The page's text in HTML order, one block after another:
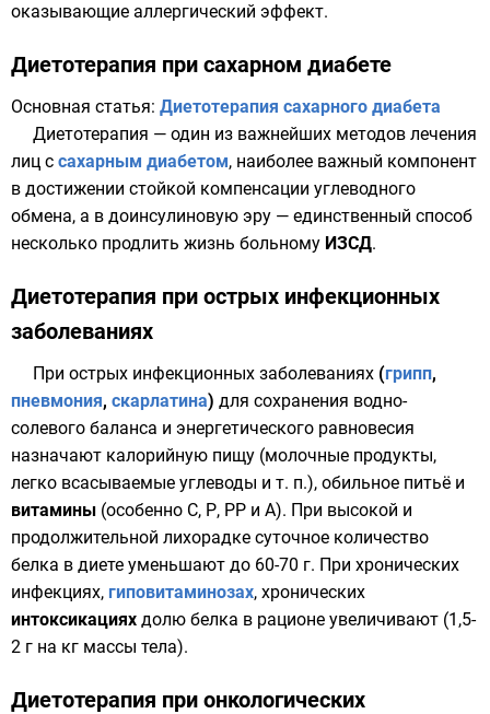
оказывающие аллергический эффект.
Диетотерапия при сахарном диабете
Основная статья: Диетотерапия сахарного диабета
Диетотерапия — один из важнейших методов лечения
лиц с сахарным диабетом, наиболее важный компонент
в достижении стойкой компенсации углеводного
обмена, а в доинсулиновую эру — единственный способ
несколько продлить жизнь больному ИЗСД.
Диетотерапия при острых инфекционных
заболеваниях
При острых инфекционных заболеваниях (грипп,
пневмония, скарлатина) для сохранения водно-
солевого баланса и энергетического равновесия
назначают калорийную пищу (молочные продукты,
легко всасываемые углеводы и т. п.), обильное питьё и
витамины (особенно С, Р, PP и А). При высокой и
продолжительной лихорадке суточное количество
белка в диете уменьшают до 60-70 г. При хронических
инфекциях, гиповитаминозах, хронических
интоксикациях долю белка в рационе увеличивают (1,5-
2 г на кг массы тела).
Диетотерапия при онкологических